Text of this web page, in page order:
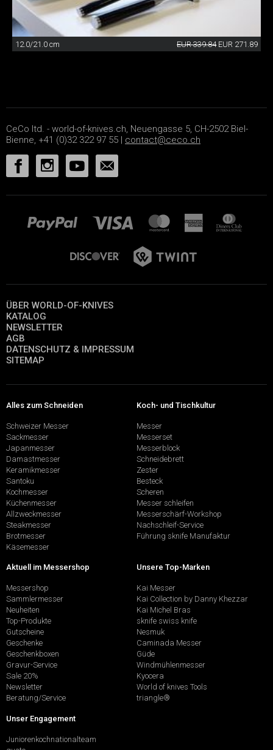
12.0/21.0 cm EUR 339.84 EUR 271.89
CeCo ltd. - world-of-knives.ch, Neuengasse 5, CH-2502 Biel-
Bienne, +41 (0)32 322 97 55 | contact@ceco.ch
ÜBER WORLD-OF-KNIVES
KATALOG
NEWSLETTER
AGB
DATENSCHUTZ & IMPRESSUM
SITEMAP
Alles zum Schneiden
Schweizer Messer
Sackmesser
Japanmesser
Damastmesser
Keramikmesser
Santoku
Kochmesser
Küchenmesser
Allzweckmesser
Steakmesser
Brotmesser
Käsemesser
Koch- und Tischkultur
Messer
Messerset
Messerblock
Schneidebrett
Zester
Besteck
Scheren
Messer schleifen
Messerschärf-Workshop
Nachschleif-Service
Führung sknife Manufaktur
Aktuell im Messershop
Messershop
Sammlermesser
Neuheiten
Top-Produkte
Gutscheine
Geschenke
Geschenkboxen
Gravur-Service
Sale 20%
Newsletter
Beratung/Service
Unsere Top-Marken
Kai Messer
Kai Collection by Danny Khezzar
Kai Michel Bras
sknife swiss knife
Nesmuk
Caminada Messer
Güde
Windmühlenmesser
Kyocera
World of knives Tools
triangle®
Unser Engagement
Juniorenkochnationalteam